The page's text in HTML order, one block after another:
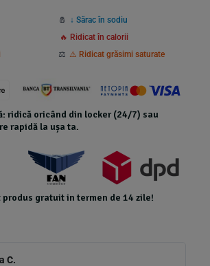
🧂
↓ Sărac în sodiu
🔥 Ridicat în calorii
⚖️ ⚠️ Ridicat grăsimi saturate
ridică oricând din locker (24/7) sau
rapidă la ușa ta.
gratuit in termen de 14 zile!
C.